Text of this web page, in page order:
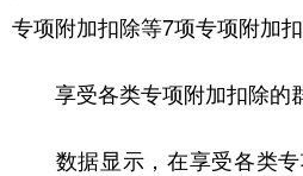
山东 河南
广东 广西
专项附加扣除等7项专项附加扣
享受各类专项附加扣除的
数据显示，在享受各类专